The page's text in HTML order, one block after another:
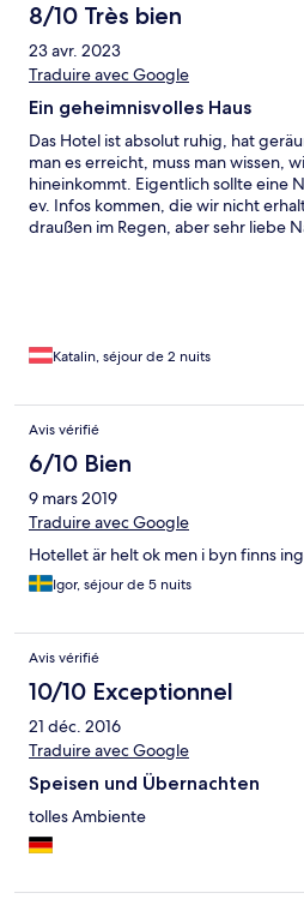
8/10 Très bien
23 avr. 2023
Traduire avec Google
Ein geheimnisvolles Haus
Das Hotel ist absolut ruhig, hat
man es erreicht, muss man wissen,
hineinkommt. Eigentlich sollte eine
ev. Infos kommen, die wir nicht
draußen im Regen, aber sehr liebe
Katalin, séjour de 2 nuits
Avis vérifié
6/10 Bien
9 mars 2019
Traduire avec Google
Hotellet är helt ok men i byn finns
Igor, séjour de 5 nuits
Avis vérifié
10/10 Exceptionnel
21 déc. 2016
Traduire avec Google
Speisen und Übernachten
tolles Ambiente